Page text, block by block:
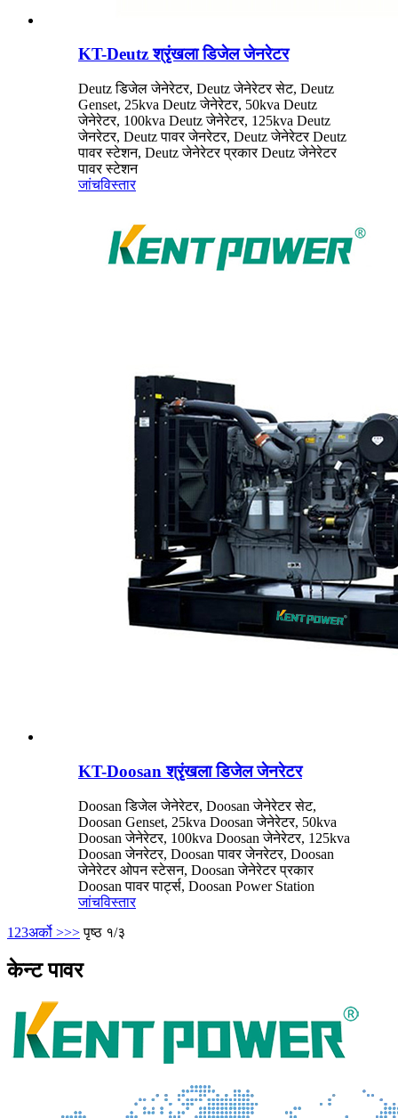
KT-Deutz श्रृंखला डिजेल जेनरेटर
Deutz डिजेल जेनेरेटर, Deutz जेनेरेटर सेट, Deutz
Genset, 25kva Deutz जेनेरेटर, 50kva Deutz
जेनेरेटर, 100kva Deutz जेनेरेटर, 125kva Deutz
जेनरेटर, Deutz पावर जेनरेटर, Deutz जेनेरेटर Deutz
पावर स्टेशन, Deutz जेनेरेटर प्रकार Deutz जेनेरेटर
पावर स्टेशन
जांचविस्तार
KT-Doosan श्रृंखला डिजेल जेनरेटर
Doosan डिजेल जेनेरेटर, Doosan जेनेरेटर सेट,
Doosan Genset, 25kva Doosan जेनेरेटर, 50kva
Doosan जेनेरेटर, 100kva Doosan जेनेरेटर, 125kva
Doosan जेनरेटर, Doosan पावर जेनरेटर, Doosan
जेनेरेटर ओपन स्टेसन, Doosan जेनेरेटर प्रकार
Doosan पावर पार्ट्स, Doosan Power Station
जांचविस्तार
1 23अर्को >>> पृष्ठ १/३
केन्ट पावर